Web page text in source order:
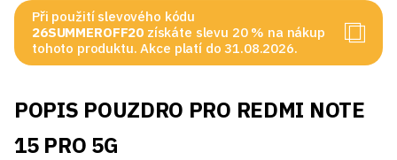
Při použití slevového kódu
26SUMMEROFF20 získáte slevu 20 % na nákup
tohoto produktu. Akce platí do 31.08.2026.
POPIS POUZDRO PRO REDMI NOTE
15 PRO 5G